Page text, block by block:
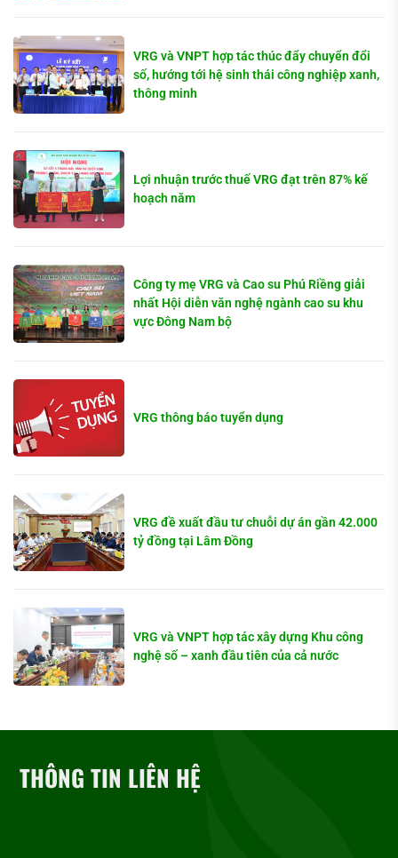
VRG và VNPT hợp tác thúc đẩy chuyển đổi
số, hướng tới hệ sinh thái công nghiệp xanh,
thông minh
Lợi nhuận trước thuế VRG đạt trên 87% kế
hoạch năm
Công ty mẹ VRG và Cao su Phú Riềng giải
nhất Hội diễn văn nghệ ngành cao su khu
vực Đông Nam bộ
VRG thông báo tuyển dụng
VRG đề xuất đầu tư chuỗi dự án gần 42.000
tỷ đồng tại Lâm Đồng
VRG và VNPT hợp tác xây dựng Khu công
nghệ số – xanh đầu tiên của cả nước
THÔNG TIN LIÊN HỆ